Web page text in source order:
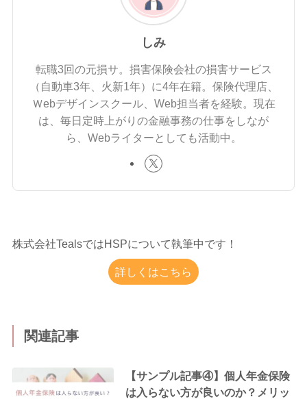
しみ
転職3回の元損サ。損害保険会社の損害サービス
（自動車3年、火新1年）に4年在籍。保険代理店、
Ｗebデザインスクール、Web担当者を経験。現在
は、毎日定時上がりの金融事務の仕事をしなが
ら、Webライターとしても活動中。
株式会社TealsではHSPについて執筆中です！
詳しくはこちら
関連記事
【サンプル記事④】個人年金保険
は入らない方が良いのか？メリッ